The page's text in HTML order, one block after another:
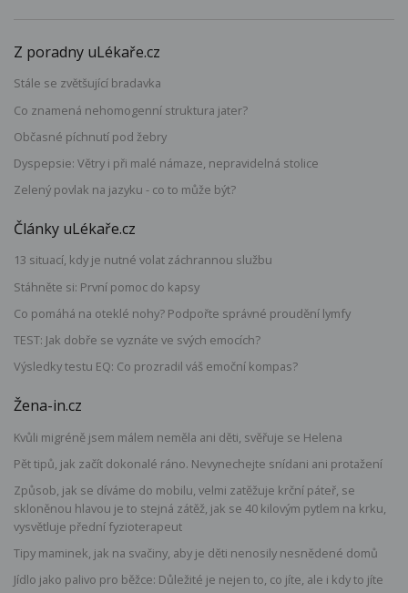
Z poradny uLékaře.cz
Stále se zvětšující bradavka
Co znamená nehomogenní struktura jater?
Občasné píchnutí pod žebry
Dyspepsie: Větry i při malé námaze, nepravidelná stolice
Zelený povlak na jazyku - co to může být?
Články uLékaře.cz
13 situací, kdy je nutné volat záchrannou službu
Stáhněte si: První pomoc do kapsy
Co pomáhá na oteklé nohy? Podpořte správné proudění lymfy
TEST: Jak dobře se vyznáte ve svých emocích?
Výsledky testu EQ: Co prozradil váš emoční kompas?
Žena-in.cz
Kvůli migréně jsem málem neměla ani děti, svěřuje se Helena
Pět tipů, jak začít dokonalé ráno. Nevynechejte snídani ani protažení
Způsob, jak se díváme do mobilu, velmi zatěžuje krční páteř, se
skloněnou hlavou je to stejná zátěž, jak se 40 kilovým pytlem na krku,
vysvětluje přední fyzioterapeut
Tipy maminek, jak na svačiny, aby je děti nenosily nesnědené domů
Jídlo jako palivo pro běžce: Důležité je nejen to, co jíte, ale i kdy to jíte